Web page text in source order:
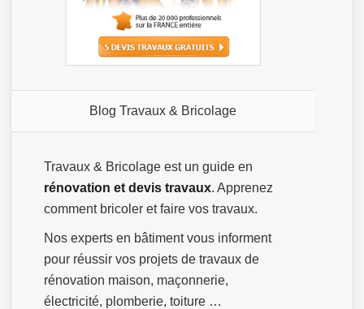
Blog Travaux & Bricolage
Travaux & Bricolage est un guide en
rénovation et devis travaux. Apprenez
comment bricoler et faire vos travaux.
Nos experts en bâtiment vous informent
pour réussir vos projets de travaux de
rénovation maison, maçonnerie,
électricité, plomberie, toiture …